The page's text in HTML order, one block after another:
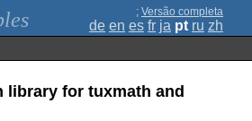
; Versão completa
de en es fr ja pt ru zh
library for tuxmath and